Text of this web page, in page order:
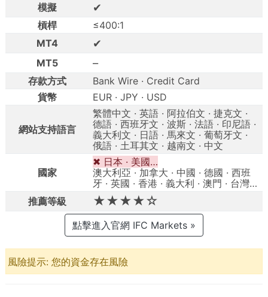
模擬
✔
槓桿
≤400:1
MT4
✔
MT5 –
存款方式
Bank Wire · Credit Card
貨幣
EUR · JPY · USD
網站支持語言
繁體中文 · 英語 · 阿拉伯文 · 捷克文 ·
德語 · 西班牙文 · 波斯 · 法語 · 印尼語 ·
義大利文 · 日語 · 馬來文 · 葡萄牙文 ·
俄語 · 土耳其文 · 越南文 · 中文
國家
✖ 日本 · 美國…
澳大利亞 · 加拿大 · 中國 · 德國 · 西班
牙 · 英國 · 香港 · 義大利 · 澳門 · 台灣…
推薦等級
★★★★☆
點擊進入官網 IFC Markets »
風險提示: 您的資金存在風險